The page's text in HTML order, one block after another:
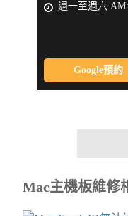
週一至週六
Google預約
Mac主機板維修